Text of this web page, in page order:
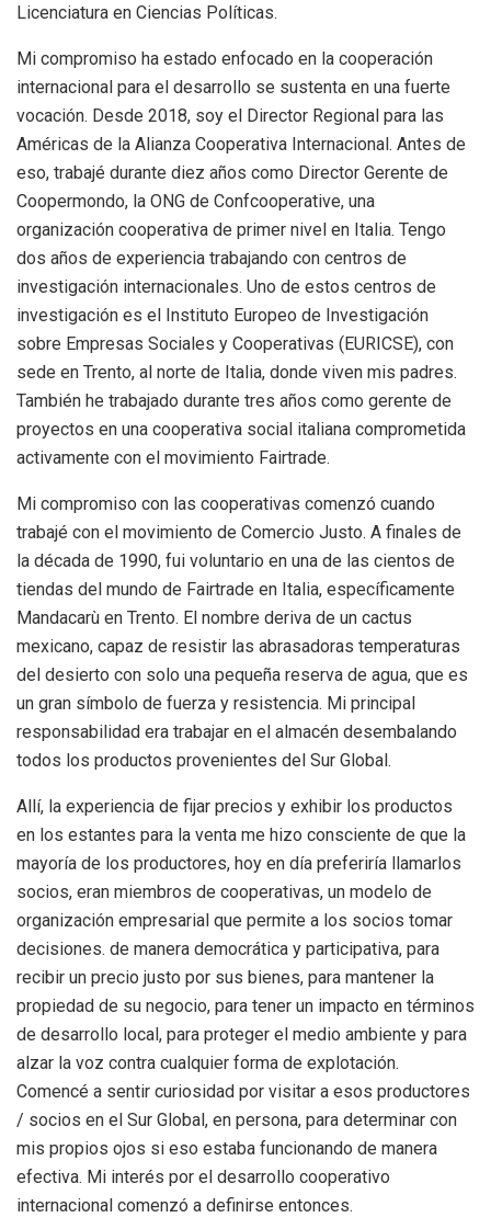
Licenciatura en Ciencias Políticas.
Mi compromiso ha estado enfocado en la cooperación
internacional para el desarrollo se sustenta en una fuerte
vocación. Desde 2018, soy el Director Regional para las
Américas de la Alianza Cooperativa Internacional. Antes de
eso, trabajé durante diez años como Director Gerente de
Coopermondo, la ONG de Confcooperative, una
organización cooperativa de primer nivel en Italia. Tengo
dos años de experiencia trabajando con centros de
investigación internacionales. Uno de estos centros de
investigación es el Instituto Europeo de Investigación
sobre Empresas Sociales y Cooperativas (EURICSE), con
sede en Trento, al norte de Italia, donde viven mis padres.
También he trabajado durante tres años como gerente de
proyectos en una cooperativa social italiana comprometida
activamente con el movimiento Fairtrade.
Mi compromiso con las cooperativas comenzó cuando
trabajé con el movimiento de Comercio Justo. A finales de
la década de 1990, fui voluntario en una de las cientos de
tiendas del mundo de Fairtrade en Italia, específicamente
Mandacarù en Trento. El nombre deriva de un cactus
mexicano, capaz de resistir las abrasadoras temperaturas
del desierto con solo una pequeña reserva de agua, que es
un gran símbolo de fuerza y ​​resistencia. Mi principal
responsabilidad era trabajar en el almacén desembalando
todos los productos provenientes del Sur Global.
Allí, la experiencia de fijar precios y exhibir los productos
en los estantes para la venta me hizo consciente de que la
mayoría de los productores, hoy en día preferiría llamarlos
socios, eran miembros de cooperativas, un modelo de
organización empresarial que permite a los socios tomar
decisiones. de manera democrática y participativa, para
recibir un precio justo por sus bienes, para mantener la
propiedad de su negocio, para tener un impacto en términos
de desarrollo local, para proteger el medio ambiente y para
alzar la voz contra cualquier forma de explotación.
Comencé a sentir curiosidad por visitar a esos productores
/ socios en el Sur Global, en persona, para determinar con
mis propios ojos si eso estaba funcionando de manera
efectiva. Mi interés por el desarrollo cooperativo
internacional comenzó a definirse entonces.